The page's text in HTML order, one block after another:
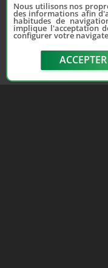
Nous utilisons nos
des informations afin
habitudes de
implique l'acceptation
configurer votre
ACCEPTER